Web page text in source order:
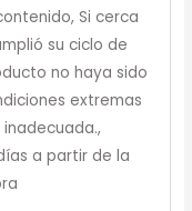
Si cerca
su ciclo de
no haya sido
extremas
a partir de la